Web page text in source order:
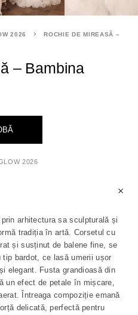
2026
ROCHIE DE MIREASĂ –
– Bambina
2026
arhitectura sa sculpturală și
tradiția în artă. Corsetul cu
și susținut de balene fine, se
bardot, ce lasă umerii ușor
elegant. Fusta grandioasă din
un efect de petale în mișcare,
Întreaga compoziție emană
delicată, perfectă pentru